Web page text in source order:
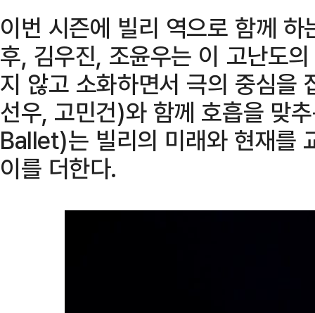
이번 시즌에 빌리 역으로 함께
후, 김우진, 조윤우는 이 고난도
지 않고 소화하면서 극의 중심을
선우, 고민건)와 함께 호흡을 맞
Ballet)는 빌리의 미래와 현재를
이를 더한다.